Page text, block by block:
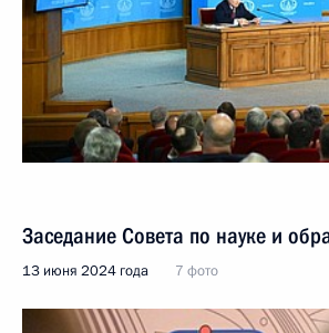
Заседание Совета по науке и
13 июня 2024 года 7 фото